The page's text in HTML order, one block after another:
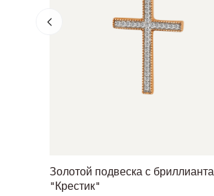
Золотой подвеска с
"Крестик"